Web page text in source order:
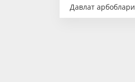
Давлат арбоблари